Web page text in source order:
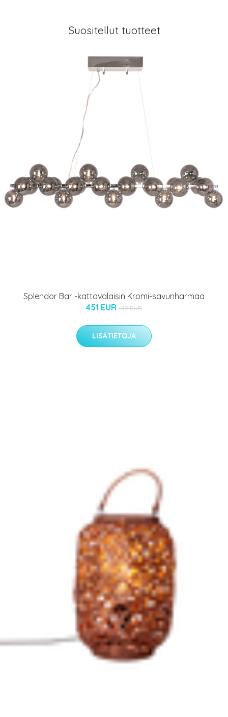
Suositellut tuotteet
Splendor Bar -kattovalaisin Kromi-savunharmaa
451 EUR 619 EUR
LISÄTIETOJA